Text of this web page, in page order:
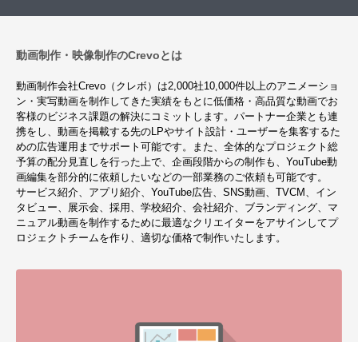
動画制作・映像制作のCrevoとは
動画制作会社Crevo（クレボ）は2,000社10,000件以上のアニメーショ
ン・実写動画を制作してきた実績をもとに低価格・高品質な動画でお
客様のビジネス課題の解決にコミットします。パートナー企業とも連
携をし、動画を掲載する先のLPやサイト設計・ユーザーを集客するた
めの広告運用までサポート可能です。また、全体的なプロジェクト総
予算の配分見直しを行った上で、企画段階からの制作も、YouTube動
画編集を部分的に依頼したいなどの一部業務のご依頼も可能です。
サービス紹介、アプリ紹介、YouTube広告、SNS動画、TVCM、イン
タビュー、展示会、採用、学校紹介、会社紹介、ブランディング、マ
ニュアル動画を制作するために最適なクリエイターをアサインしてプ
ロジェクトチームを作り、適切な価格で制作いたします。